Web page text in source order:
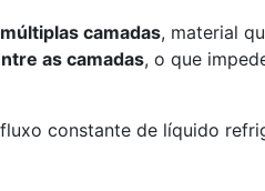
camadas, material
as camadas, o que
constante de líquido